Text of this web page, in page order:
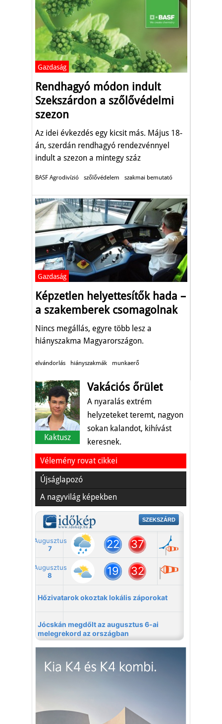
Gazdaság
Rendhagyó módon indult
Szekszárdon a szőlővédelmi
szezon
Az idei évkezdés egy kicsit más. Május 18-
án, szerdán rendhagyó rendezvénnyel
indult a szezon a mintegy száz
szakember számára.
BASF Agrodivízió szőlővédelem szakmai bemutató
Gazdaság
Képzetlen helyettesítők hada –
a szakemberek csomagolnak
Nincs megállás, egyre több lesz a
hiányszakma Magyarországon.
elvándorlás hiányszakmák munkaerő
Kaktusz
Vakációs őrület
A nyaralás extrém
helyzeteket teremt, nagyon
sokan kalandot, kihívást
keresnek.
Vélemény rovat cikkei
Újságlapozó
A nagyvilág képekben